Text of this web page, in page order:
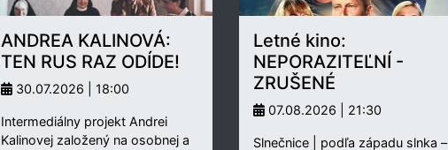
ANDREA KALINOVÁ:
TEN RUS RAZ ODÍDE!
30.07.2026 | 18:00
Intermediálny projekt Andrei
Kalinovej založený na osobnej a
Letné kino:
NEPORAZITEĽNÍ -
ZRUŠENÉ
07.08.2026 | 21:30
Slnečnice | podľa západu slnka –